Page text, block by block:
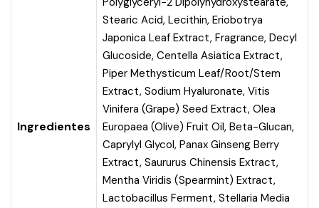
Ingredientes
Stearic Acid, Lecithin, Eriobotrya
Japonica Leaf Extract, Fragrance, Decyl
Glucoside, Centella Asiatica Extract,
Piper Methysticum Leaf/Root/Stem
Extract, Sodium Hyaluronate, Vitis
Vinifera (Grape) Seed Extract, Olea
Europaea (Olive) Fruit Oil, Beta-Glucan,
Caprylyl Glycol, Panax Ginseng Berry
Extract, Saururus Chinensis Extract,
Mentha Viridis (Spearmint) Extract,
Lactobacillus Ferment, Stellaria Media